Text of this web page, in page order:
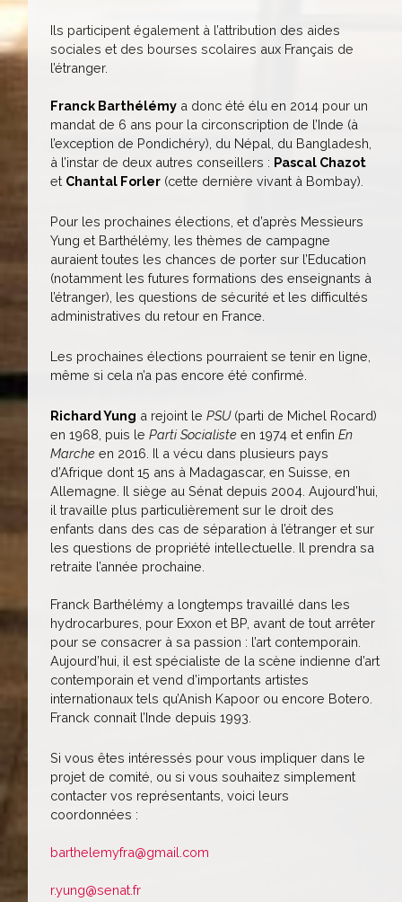
Ils participent également à l’attribution des aides
sociales et des bourses scolaires aux Français de
l’étranger.
Franck Barthélémy a donc été élu en 2014 pour un
mandat de 6 ans pour la circonscription de l’Inde (à
l’exception de Pondichéry), du Népal, du Bangladesh,
à l’instar de deux autres conseillers : Pascal Chazot
et Chantal Forler (cette dernière vivant à Bombay).
Pour les prochaines élections, et d’après Messieurs
Yung et Barthélémy, les thèmes de campagne
auraient toutes les chances de porter sur l’Education
(notamment les futures formations des enseignants à
l’étranger), les questions de sécurité et les difficultés
administratives du retour en France.
Les prochaines élections pourraient se tenir en ligne,
même si cela n’a pas encore été confirmé.
Richard Yung a rejoint le PSU(parti de Michel Rocard)
en 1968, puis le Parti Socialiste en 1974 et enfin En
Marche en 2016. Il a vécu dans plusieurs pays
d’Afrique dont 15 ans à Madagascar, en Suisse, en
Allemagne. Il siège au Sénat depuis 2004. Aujourd’hui,
il travaille plus particulièrement sur le droit des
enfants dans des cas de séparation à l’étranger et sur
les questions de propriété intellectuelle. Il prendra sa
retraite l’année prochaine.
Franck Barthélémy a longtemps travaillé dans les
hydrocarbures, pour Exxon et BP, avant de tout arrêter
pour se consacrer à sa passion : l’art contemporain.
Aujourd’hui, il est spécialiste de la scène indienne d’art
contemporain et vend d’importants artistes
internationaux tels qu’Anish Kapoor ou encore Botero.
Franck connait l’Inde depuis 1993.
Si vous êtes intéressés pour vous impliquer dans le
projet de comité, ou si vous souhaitez simplement
contacter vos représentants, voici leurs
coordonnées :
barthelemyfra@gmail.com
r.yung@senat.fr